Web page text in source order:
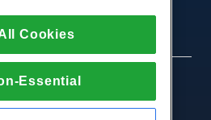
een HostPapa Inc. bedrijf.
Cookies
Essential